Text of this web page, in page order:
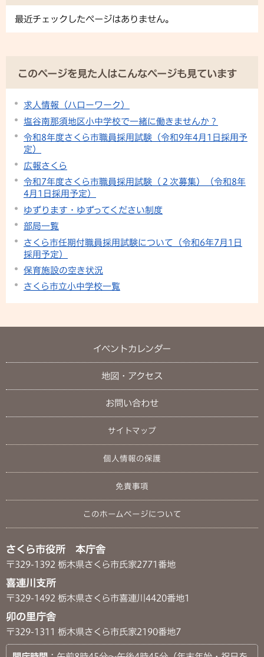
最近チェックしたページはありません。
このページを見た人はこんなページも見ています
求人情報（ハローワーク）
塩谷南那須地区小中学校で一緒に働きませんか？
令和8年度さくら市職員採用試験（令和9年4月1日採用予
定）
広報さくら
令和7年度さくら市職員採用試験（２次募集）（令和8年
4月1日採用予定）
ゆずります・ゆずってください制度
部局一覧
さくら市任期付職員採用試験について（令和6年7月1日
採用予定）
保育施設の空き状況
さくら市立小中学校一覧
イベントカレンダー
地図・アクセス
お問い合わせ
サイトマップ
個人情報の保護
免責事項
このホームページについて
さくら市役所 本庁舎
〒329-1392 栃木県さくら市氏家2771番地
喜連川支所
〒329-1492 栃木県さくら市喜連川4420番地1
卯の里庁舎
〒329-1311 栃木県さくら市氏家2190番地7